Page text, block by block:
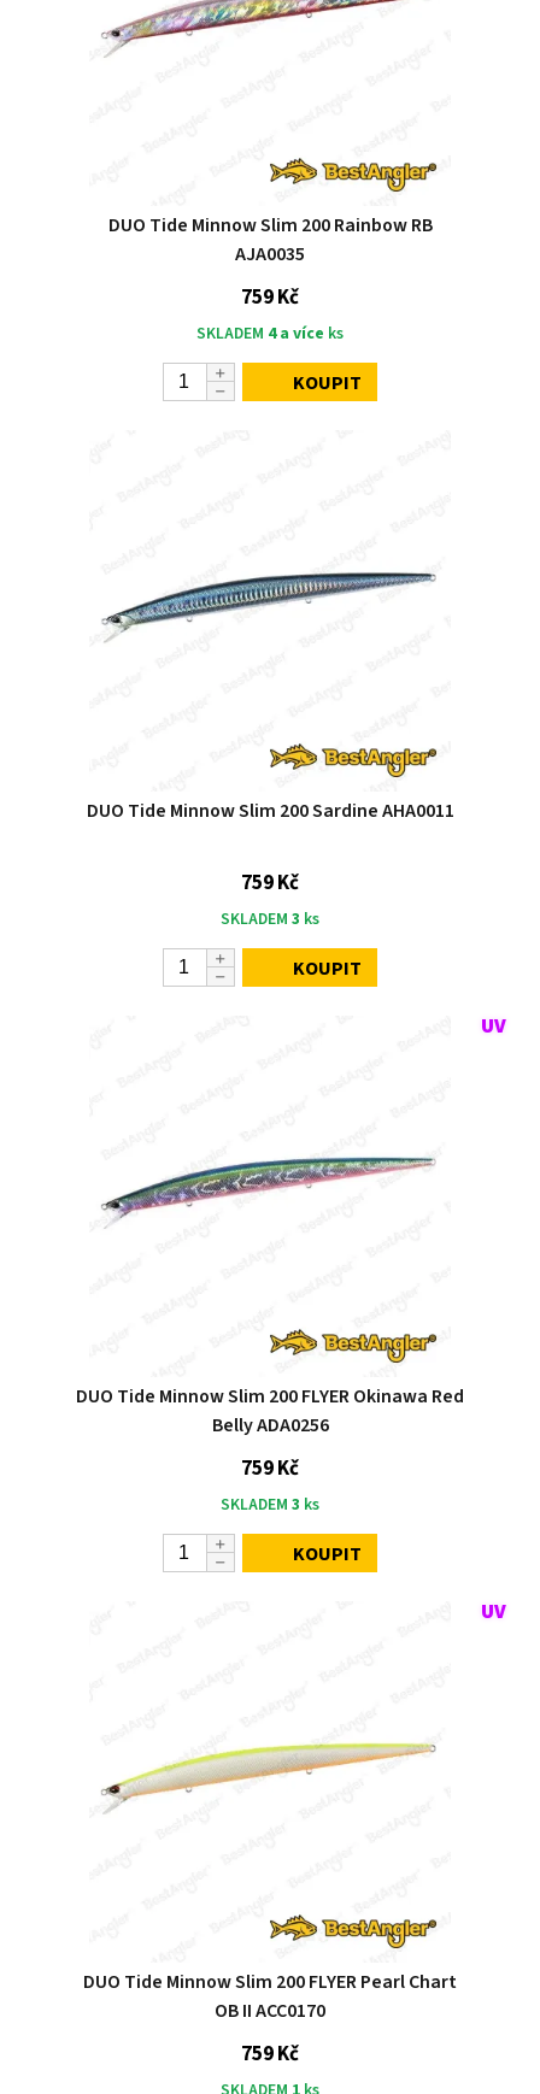
DUO Tide Minnow Slim 200 Rainbow RB
AJA0035
759 Kč
SKLADEM 4 a více ks
KOUPIT
DUO Tide Minnow Slim 200 Sardine AHA0011
759 Kč
SKLADEM 3 ks
KOUPIT
DUO Tide Minnow Slim 200 FLYER Okinawa Red
Belly ADA0256
759 Kč
SKLADEM 3 ks
KOUPIT
DUO Tide Minnow Slim 200 FLYER Pearl Chart
OB II ACC0170
759 Kč